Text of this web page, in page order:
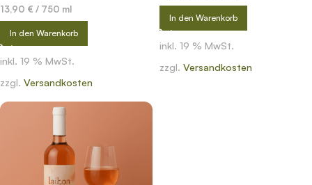
13,90 € / 750 ml
In den Warenkorb
inkl. 19 % MwSt.
zzgl. Versandkosten
In den Warenkorb
inkl. 19 % MwSt.
zzgl. Versandkosten